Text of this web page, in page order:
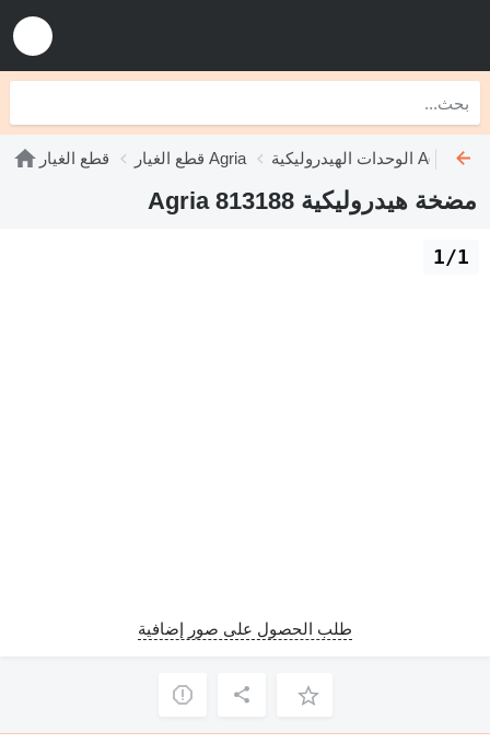
قطع الغيار قطع الغيار Agria الوحدات الهيدروليكية Agria
مضخة هيدروليكية Agria 813188
1/1
طلب الحصول على صور إضافية